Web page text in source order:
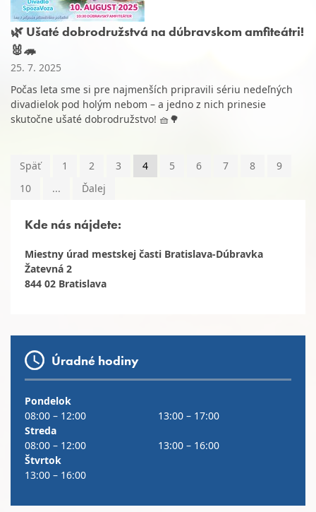
🌿 Ušaté dobrodružstvá na dúbravskom amfiteátri!
🐰🦔
25. 7. 2025
Počas leta sme si pre najmenších pripravili sériu nedeľných
divadielok pod holým nebom – a jedno z nich prinesie
skutočne ušaté dobrodružstvo! 🧺🌳
Späť 1 2 3 4 5 6 7 8
9
10
... Ďalej
Kde nás nájdete:
Miestny úrad mestskej časti Bratislava-Dúbravka
Žatevná 2
844 02 Bratislava
Úradné hodiny
Pondelok
08:00 – 12:00
13:00 – 17:00
Streda
08:00 – 12:00
13:00 – 16:00
Štvrtok
13:00 – 16:00